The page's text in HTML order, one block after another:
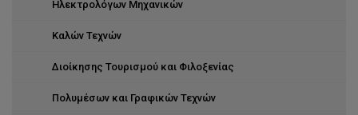
Ηλεκτρολόγων Μηχανικών
Καλών Τεχνών
Διοίκησης Τουρισμού και Φιλοξενίας
Πολυμέσων και Γραφικών Τεχνών